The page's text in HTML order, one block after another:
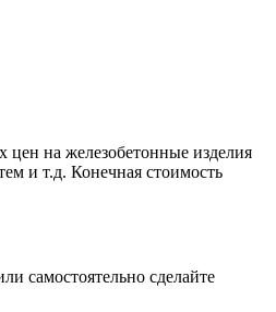
на железобетонные изделия
и т.д. Конечная стоимость
самостоятельно сделайте